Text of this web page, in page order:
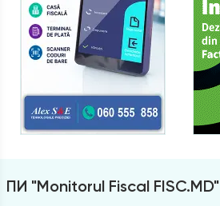
ПИ "Monitorul Fiscal FISC.MD"